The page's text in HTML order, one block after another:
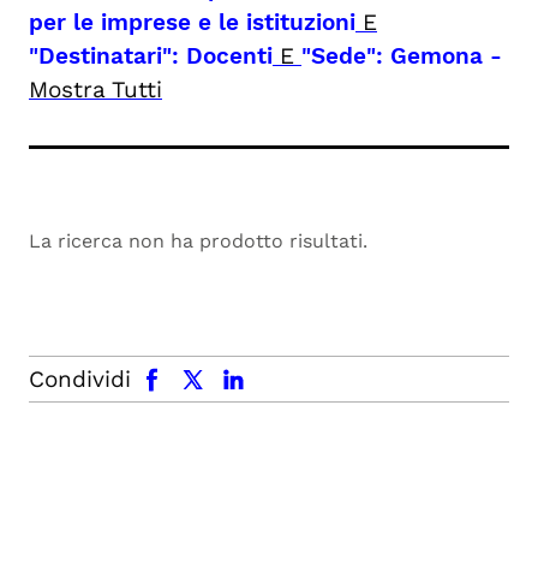
per le imprese e le istituzioni E
"Destinatari": Docenti E "Sede": Gemona -
Mostra Tutti
La ricerca non ha prodotto risultati.
Condividi
facebook x.com linkedin